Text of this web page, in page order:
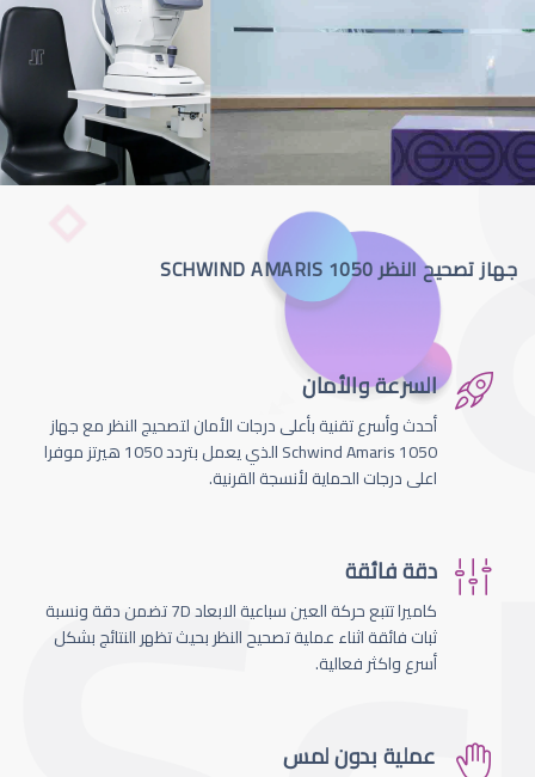
جهاز تصحيح النظر SCHWIND AMARIS 1050
السرعة والأمان
أحدث وأسرع تقنية بأعلى درجات الأمان لتصحيج النظر مع جهاز
Schwind Amaris 1050 الذي يعمل بتردد 1050 هيرتز موفرا
اعلى درجات الحماية لأنسجة القرنية.
دقة فائقة
كاميرا تتبع حركة العين سباعية الابعاد 7D تضمن دقة ونسبة
ثبات فائقة اثناء عملية تصحيح النظر بحيث تظهر النتائج بشكل
أسرع واكثر فعالية.
عملية بدون لمس